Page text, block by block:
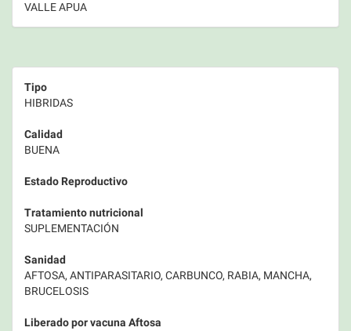
VALLE APUA
Tipo
HIBRIDAS
Calidad
BUENA
Estado Reproductivo
Tratamiento nutricional
SUPLEMENTACIÓN
Sanidad
AFTOSA, ANTIPARASITARIO, CARBUNCO, RABIA, MANCHA,
BRUCELOSIS
Liberado por vacuna Aftosa